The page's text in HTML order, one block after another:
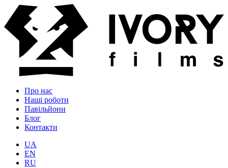
Про нас
Наші роботи
Павільйони
Блог
Контакти
UA
EN
RU